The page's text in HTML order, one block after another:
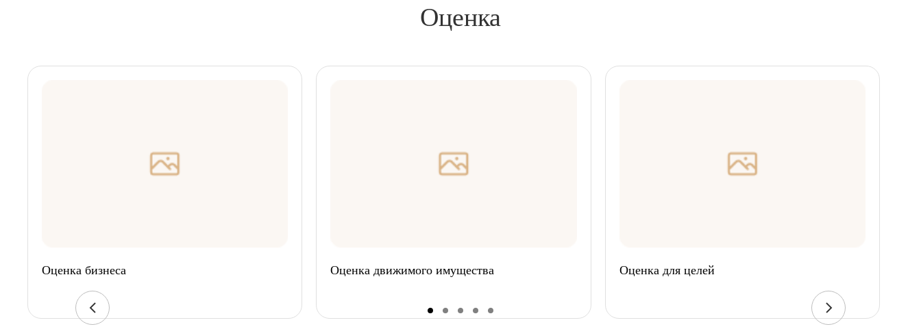
Оценка
Оценка бизнеса Оценка движимого имущества Оценка для целей